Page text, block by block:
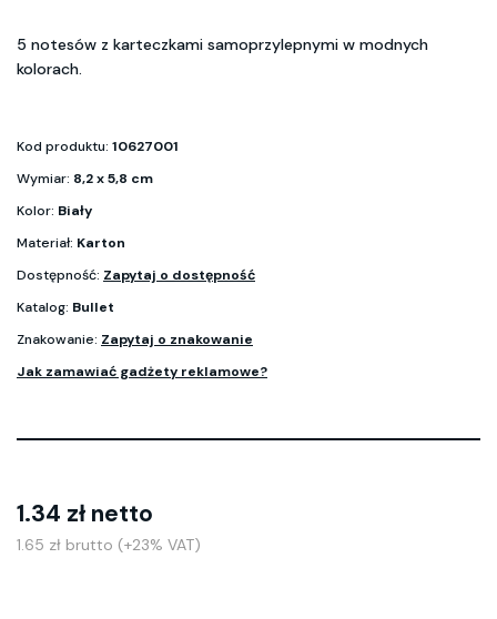
5 notesów z karteczkami samoprzylepnymi w modnych
kolorach.
Kod produktu: 10627001
Wymiar: 8,2 x 5,8 cm
Kolor: Biały
Materiał: Karton
Dostępność: Zapytaj o dostępność
Katalog: Bullet
Znakowanie: Zapytaj o znakowanie
Jak zamawiać gadżety reklamowe?
1.34 zł netto
1.65 zł brutto (+23% VAT)